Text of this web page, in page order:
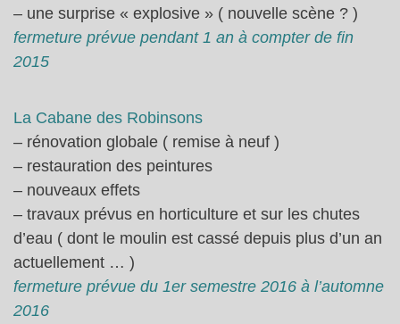
– une surprise « explosive » ( nouvelle scène ? )
fermeture prévue pendant 1 an à compter de fin
2015
La Cabane des Robinsons
– rénovation globale ( remise à neuf )
– restauration des peintures
– nouveaux effets
– travaux prévus en horticulture et sur les chutes
d’eau ( dont le moulin est cassé depuis plus d’un an
actuellement … )
fermeture prévue du 1er semestre 2016 à l’automne
2016